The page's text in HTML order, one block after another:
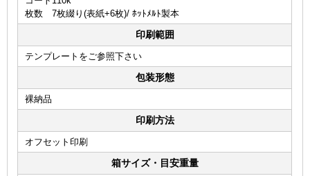
枚数 7枚綴り(表紙+6枚)/ ﾎｯﾄﾒﾙﾄ製本
印刷範囲
テンプレートをご参照下さい
包装形態
裸納品
印刷方法
オフセット印刷
箱サイズ・目安重量